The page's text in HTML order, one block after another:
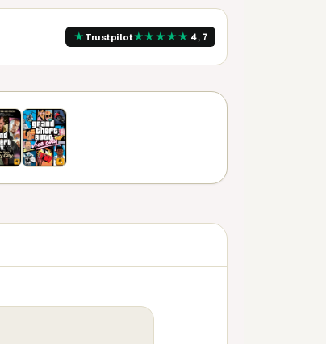
★ Trustpilot★★★★★ 4,7